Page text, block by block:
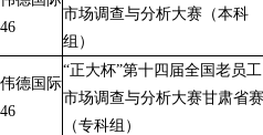
市场调查与分析大赛（本科
组）
德国际
“正大杯”第十四届全国老员工
市场调查与分析大赛甘肃省赛
（专科组）